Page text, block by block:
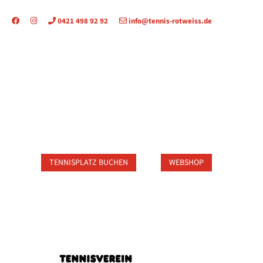
0421 498 92 92 info@tennis-rotweiss.de
TENNISPLATZ BUCHEN WEBSHOP